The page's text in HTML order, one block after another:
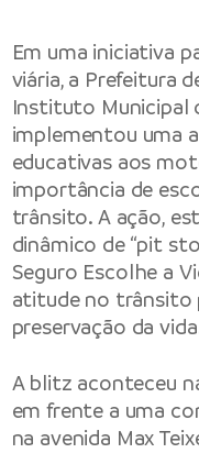
Em uma iniciativa
viária, a Prefeitura
Instituto Municipal
implementou uma
educativas aos
importância de
trânsito. A ação,
dinâmico de “pit
Seguro Escolhe a
atitude no trânsito
preservação da
A blitz aconteceu
em frente a uma
na avenida Max